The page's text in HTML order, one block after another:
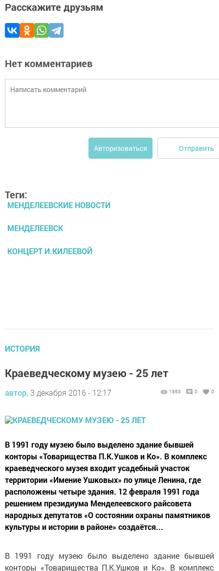
Расскажите друзьям
Нет комментариев
Авторизоваться Отправить
Теги:
МЕНДЕЛЕЕВСКИЕ НОВОСТИ
МЕНДЕЛЕЕВСК
КОНЦЕРТ И.КИЛЕЕВОЙ
ИСТОРИЯ
Краеведческому музею - 25 лет
автор, 3 декабря 2016 - 12:17 1863 0 0
В 1991 году музею было выделено здание бывшей
конторы «Товарищества П.К.Ушков и Ко». В комплекс
краеведческого музея входит усадебный участок
территории «Имение Ушковых» по улице Ленина, где
расположены четыре здания. 12 февраля 1991 года
решением президиума Менделеевского райсовета
народных депутатов «О состоянии охраны памятников
культуры и истории в районе» создаётся...
В 1991 году музею было выделено здание бывшей
конторы «Товарищества П.К.Ушков и Ко». В комплекс